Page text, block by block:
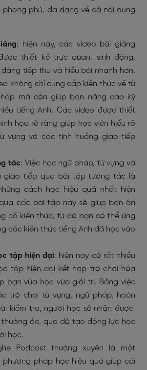
phong phú, đa dạng về cả nội dung
: hiện nay, các video bài giảng
thiết kế trực quan, sinh động,
tiếp thu và hiểu bài nhanh hơn.
không chỉ cung cấp kiến thức về từ
mà còn giúp bạn nâng cao kỹ
tiếng Anh. Các video được thiết
họa rõ ràng giúp học viên hiểu rõ
vựng và các tình huống giao tiếp
tác: Việc học ngữ pháp, từ vựng và
giao tiếp qua bài tập tương tác là
cách học hiệu quả nhất hiện
các bài tập này sẽ giúp bạn ôn
cố kiến thức, từ đó bạn có thể ứng
các kiến thức tiếng Anh đã học vào
tập hiện đại: hiện nay có rất nhiều
tập hiện đại kết hợp trò chơi hóa
bạn vừa học vừa giải trí. Bằng việc
trò chơi từ vựng, ngữ pháp, hoàn
kiểm tra, người học sẽ nhận được
thưởng ảo, qua đó tạo động lực học
học.
Podcast thường xuyên là một
phương pháp học hiệu quả giúp cải